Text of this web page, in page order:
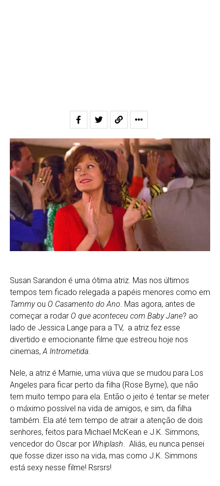
Susan Sarandon é uma ótima atriz. Mas nos últimos
tempos tem ficado relegada a papéis menores como em
Tammyou O Casamento do Ano. Mas agora, antes de
começar a rodar O que aconteceu com Baby Jane? ao
lado de Jessica Lange para a TV, a atriz fez esse
divertido e emocionante filme que estreou hoje nos
cinemas,A Intrometida.
Nele, a atriz é Marnie, uma viúva que se mudou para Los
Angeles para ficar perto da filha (Rose Byrne), que não
tem muito tempo para ela. Então o jeito é tentar se meter
o máximo possível na vida de amigos, e sim, da filha
também. Ela até tem tempo de atrair a atenção de dois
senhores, feitos para Michael McKean e J.K. Simmons,
vencedor do Oscar por Whiplash. Aliás, eu nunca pensei
que fosse dizer isso na vida, mas como J.K. Simmons
está sexy nesse filme! Rsrsrs!